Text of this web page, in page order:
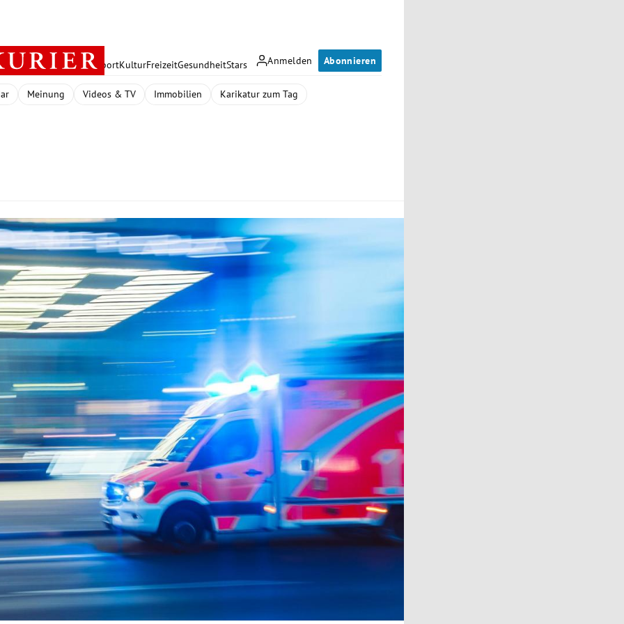
Anmelden Abonnieren
PolitikWirtschaft SportKulturFreizeitGesundheitStars
Meinung Videos & TV Immobilien Karikatur zum Tag